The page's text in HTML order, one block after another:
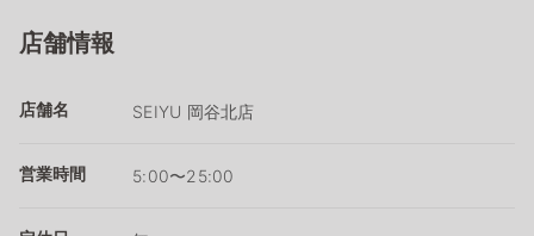
店舗情報
店舗名 SEIYU 岡谷北店
営業時間 5:00〜25:00